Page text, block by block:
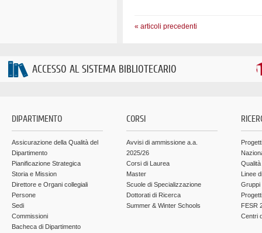
« articoli precedenti
ACCESSO AL SISTEMA BIBLIOTECARIO
DIPARTIMENTO
Assicurazione della Qualità del
Dipartimento
Pianificazione Strategica
Storia e Mission
Direttore e Organi collegiali
Persone
Sedi
Commissioni
Bacheca di Dipartimento
CORSI
Avvisi di ammissione a.a.
2025/26
Corsi di Laurea
Master
Scuole di Specializzazione
Dottorati di Ricerca
Summer & Winter Schools
Linee
Gruppi
FESR
Centri